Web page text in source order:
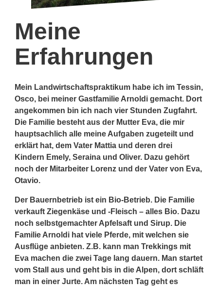
Meine
Erfahrungen
Mein Landwirtschaftspraktikum habe ich im Tessin,
Osco, bei meiner Gastfamilie Arnoldi gemacht. Dort
angekommen bin ich nach vier Stunden Zugfahrt.
Die Familie besteht aus der Mutter Eva, die mir
hauptsachlich alle meine Aufgaben zugeteilt und
erklärt hat, dem Vater Mattia und deren drei
Kindern Emely, Seraina und Oliver. Dazu gehört
noch der Mitarbeiter Lorenz und der Vater von Eva,
Otavio.
Der Bauernbetrieb ist ein Bio-Betrieb. Die Familie
verkauft Ziegenkäse und -Fleisch – alles Bio. Dazu
noch selbstgemachter Apfelsaft und Sirup. Die
Familie Arnoldi hat viele Pferde, mit welchen sie
Ausflüge anbieten. Z.B. kann man Trekkings mit
Eva machen die zwei Tage lang dauern. Man startet
vom Stall aus und geht bis in die Alpen, dort schläft
man in einer Jurte. Am nächsten Tag geht es